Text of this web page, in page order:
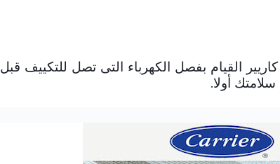
كاريير القيام بفصل الكهرباء التى تصل للتكييف قبل
أولا.